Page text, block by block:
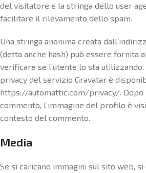
del visitatore e la stringa dello user
facilitare il rilevamento dello spam.
Una stringa anonima creata
(detta anche hash) può essere fornita
verificare se l’utente lo sta utilizzando.
privacy del servizio Gravatar è
https://automattic.com/privacy/. Dopo
commento, l’immagine del profilo è
contesto del commento.
Media
Se si caricano immagini sul sito web,